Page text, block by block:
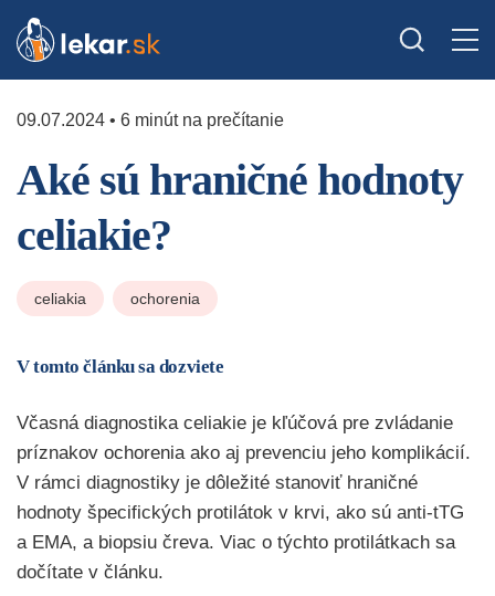
09.07.2024 • 6 minút na prečítanie
Aké sú hraničné hodnoty
celiakie?
celiakia ochorenia
V tomto článku sa dozviete
Včasná diagnostika celiakie je kľúčová pre zvládanie
príznakov ochorenia ako aj prevenciu jeho komplikácií.
V rámci diagnostiky je dôležité stanoviť hraničné
hodnoty špecifických protilátok v krvi, ako sú anti-tTG
a EMA, a biopsiu čreva. Viac o týchto protilátkach sa
dočítate v článku.